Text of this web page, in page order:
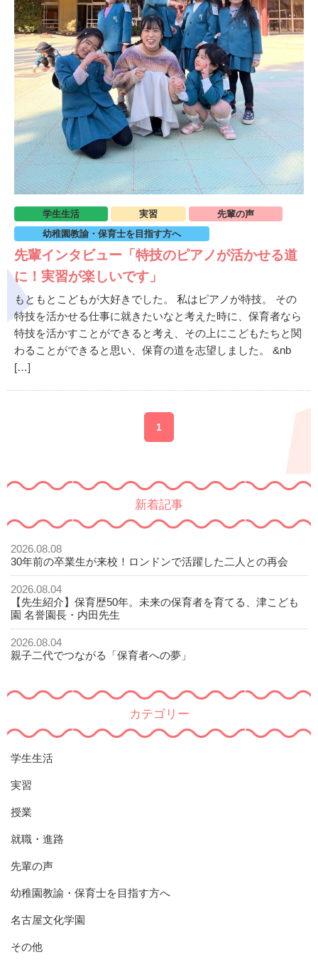
学生生活 実習
先輩の声
幼稚園教諭・保育士を目指す方へ
先輩インタビュー「特技のピアノが活かせる道
に！実習が楽しいです」
もともとこどもが大好きでした。 私はピアノが特技。 その
特技を活かせる仕事に就きたいなと考えた時に、保育者なら
特技を活かすことができると考え、その上にこどもたちと関
わることができると思い、保育の道を志望しました。 &nb
[…]
1
新着記事
2026.08.08
30年前の卒業生が来校！ロンドンで活躍した二人との再会
2026.08.04
【先生紹介】保育歴50年。未来の保育者を育てる、津こども
園 名誉園長・内田先生
2026.08.04
親子二代でつながる「保育者への夢」
カテゴリー
学生生活
実習
授業
就職・進路
先輩の声
幼稚園教諭・保育士を目指す方へ
名古屋文化学園
その他